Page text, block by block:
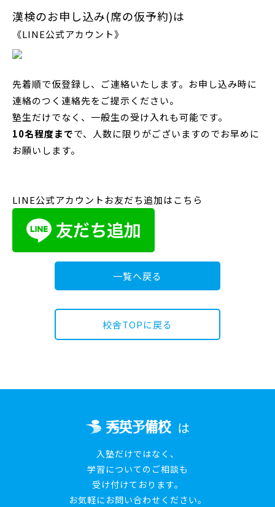
漢検のお申し込み(席の仮予約)は
《LINE公式アカウント》
先着順で仮登録し、ご連絡いたします。お申し込み時に
連絡のつく連絡先をご提示ください。
塾生だけでなく、一般生の受け入れも可能です。
10名程度までで、人数に限りがございますのでお早めに
お願いします。
LINE公式アカウントお友だち追加はこちら
一覧へ戻る
校舎TOPに戻る
は
入塾だけではなく、
学習についてのご相談も
受け付けております。
お気軽にお問い合わせください。